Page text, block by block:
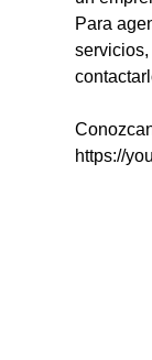
Para
https://